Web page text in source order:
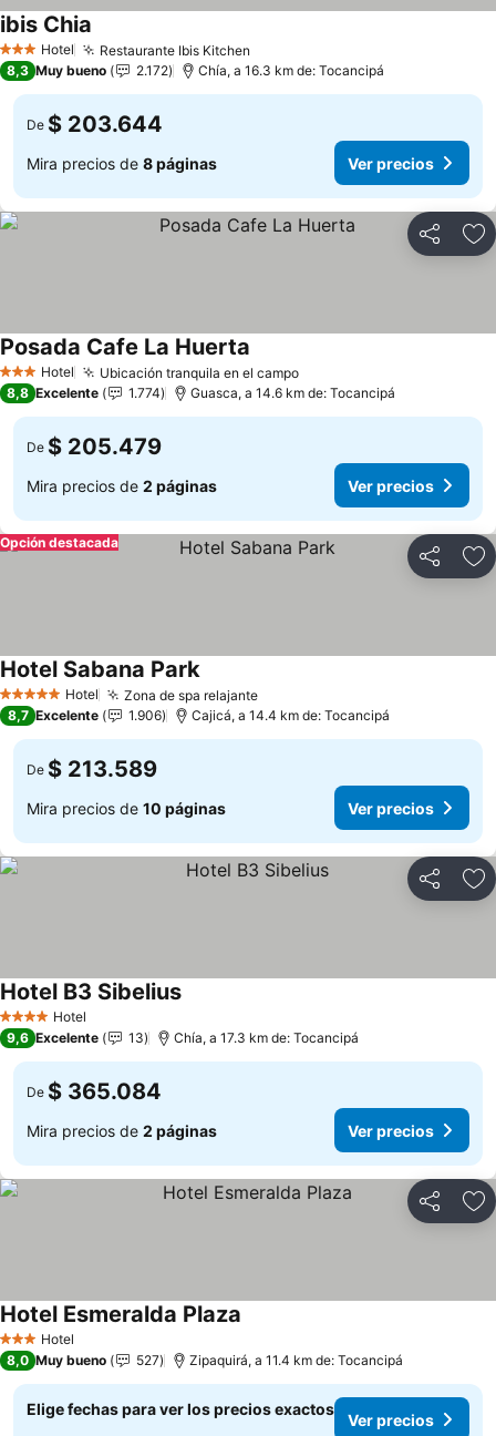
3 Estrellas
Hotel Restaurante Ibis Kitchen
ibis Chia
8,3 Muy bueno 2.172 Chía, a 16.3 km de: Tocancipá
De $ 203.644
Mira precios de 8 páginas Ver precios
Compartir
3 Estrellas
Hotel Ubicación tranquila en el campoVer precios
Posada Cafe La Huerta
8,8 Excelente 1.774 Guasca, a 14.6 km de: Tocancipá
De $ 205.479
Mira precios de 2 páginas Ver precios
Compartir
Opción destacada
5 Estrellas Hotel Zona de spa relajanteVer precios
Hotel Sabana ParkVer precios
8,7 Excelente 1.906 Cajicá, a 14.4 km de: Tocancipá
De $ 213.589
Mira precios de 10 páginas Ver precios
Compartir
4 EstrellasHotel
Hotel B3 SibeliusVer precios
9,6 Excelente 13 Chía, a 17.3 km de: Tocancipá
De $ 365.084
Mira precios de 2 páginas Ver precios
Compartir
3 Estrellas
Hotel
Hotel Esmeralda Plaza
8,0 Muy bueno 527 Zipaquirá, a 11.4 km de: Tocancipá
Elige fechas para ver los precios exactos
Ver precios